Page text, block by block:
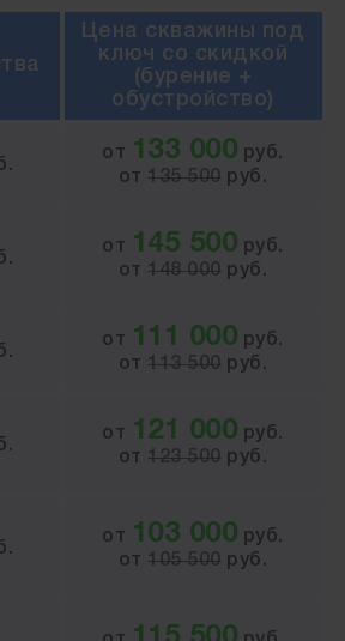
Цена скважины под
ключ со скидкой
(бурение +
обустройство)
от 133 000 руб.
от 135 500 руб.
от 145 500 руб.
от 148 000 руб.
от 111 000 руб.
от 113 500 руб.
от 121 000 руб.
от 123 500 руб.
от 103 000 руб.
от 105 500 руб.